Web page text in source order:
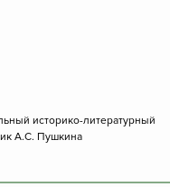
историко-литературный
А.С. Пушкина